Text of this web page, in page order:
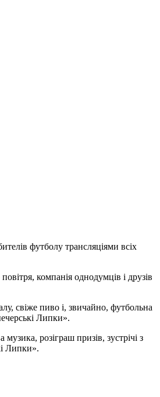
футболу трансляціями всіх
компанія однодумців і друзів
свіже пиво і, звичайно, футбольна
Липки».
розіграш призів, зустрічі з
Липки».